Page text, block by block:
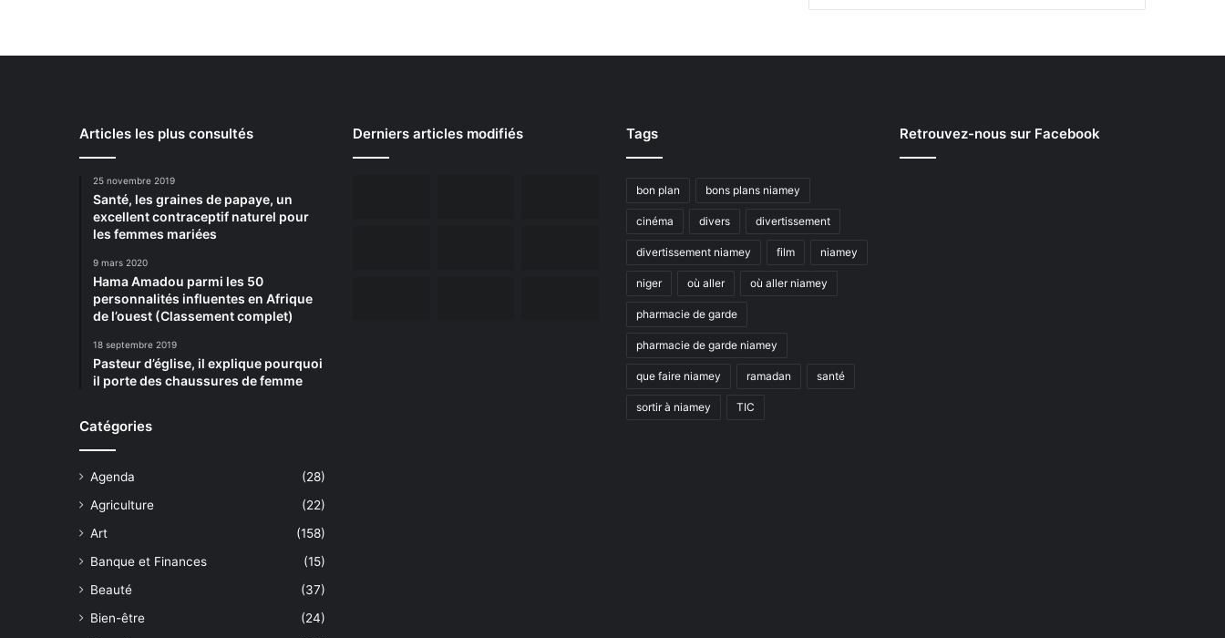
Articles les plus consultés
25 novembre 2019
Santé, les graines de papaye, un
excellent contraceptif naturel pour
les femmes mariées
9 mars 2020
Hama Amadou parmi les 50
personnalités influentes en Afrique
de l’ouest (Classement complet)
18 septembre 2019
Pasteur d’église, il explique pourquoi
il porte des chaussures de femme
Catégories
Agenda
(28)
Agriculture
(22)
Art
(158)
Banque et Finances
(15)
Beauté
(37)
Bien-être
(24)
Derniers articles modifiés Tags
bon plan bons plans niamey
cinéma divers divertissement
divertissement niamey film niamey
niger où aller où aller niamey
pharmacie de garde
pharmacie de garde niamey
que faire niamey ramadan santé
sortir à niamey TIC
Retrouvez-nous sur Facebook